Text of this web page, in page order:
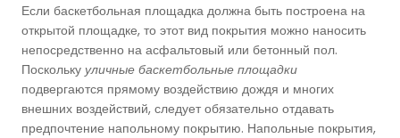
Если баскетбольная площадка должна быть построена на
открытой площадке, то этот вид покрытия можно наносить
непосредственно на асфальтовый или бетонный пол.
Поскольку уличные баскетбольные площадки
подвергаются прямому воздействию дождя и многих
внешних воздействий, следует обязательно отдавать
предпочтение напольному покрытию. Напольные покрытия,